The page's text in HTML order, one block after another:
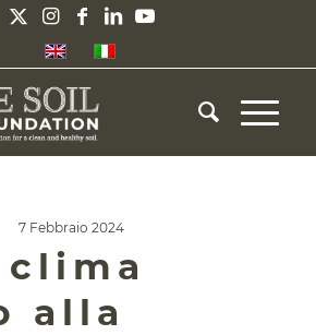
7 Febbraio 2024
clima
alla